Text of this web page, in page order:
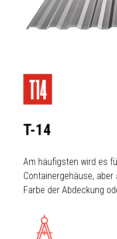
T-14
Am häufigsten wird es
Containergehäuse,
Farbe der Abdeckung